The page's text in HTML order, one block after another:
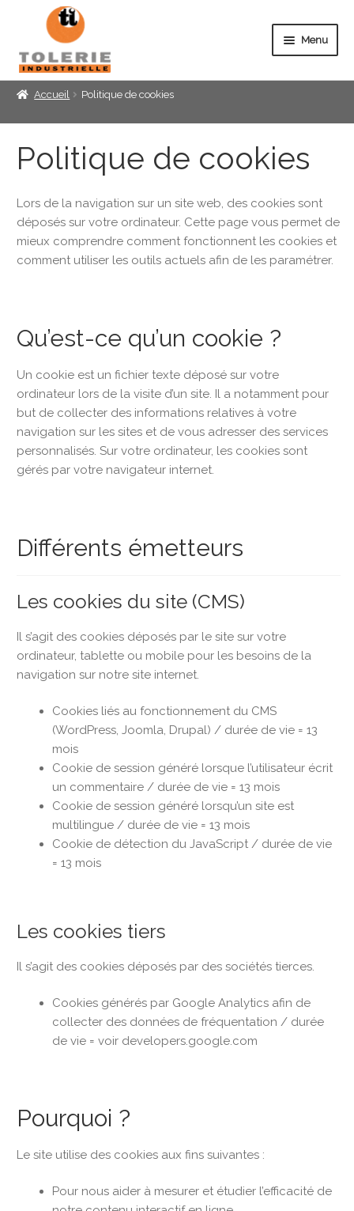
Menu
RÉSEAUX
PRODUITS SUR-MESURE
À PROPOS
CONTACT
Accueil Politique de cookies
Politique de cookies
Lors de la navigation sur un site web, des cookies sont
déposés sur votre ordinateur. Cette page vous permet de
mieux comprendre comment fonctionnent les cookies et
comment utiliser les outils actuels afin de les paramétrer.
Qu’est-ce qu’un cookie ?
Un cookie est un fichier texte déposé sur votre
ordinateur lors de la visite d’un site. Il a notamment pour
but de collecter des informations relatives à votre
navigation sur les sites et de vous adresser des services
personnalisés. Sur votre ordinateur, les cookies sont
gérés par votre navigateur internet.
Différents émetteurs
Les cookies du site (CMS)
Il s’agit des cookies déposés par le site sur votre
ordinateur, tablette ou mobile pour les besoins de la
navigation sur notre site internet.
Cookies liés au fonctionnement du CMS
(WordPress, Joomla, Drupal) / durée de vie = 13
mois
Cookie de session généré lorsque l’utilisateur écrit
un commentaire / durée de vie = 13 mois
Cookie de session généré lorsqu’un site est
multilingue / durée de vie = 13 mois
Cookie de détection du JavaScript / durée de vie
= 13 mois
Les cookies tiers
Il s’agit des cookies déposés par des sociétés tierces.
Cookies générés par Google Analytics afin de
collecter des données de fréquentation / durée
de vie = voir developers.google.com
Pourquoi ?
Le site utilise des cookies aux fins suivantes :
Pour nous aider à mesurer et étudier l’efficacité de
Panneau de gestion des cookies